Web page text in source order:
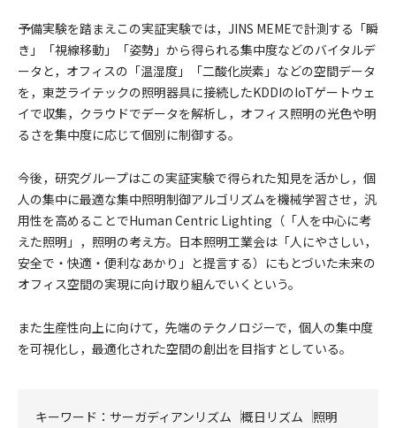
予備実験を踏まえこの実証実験では，JINS MEMEで計測する「瞬
き」「視線移動」「姿勢」から得られる集中度などのバイタルデ
ータと，オフィスの「温湿度」「二酸化炭素」などの空間データ
を，東芝ライテックの照明器具に接続したKDDIのIoTゲートウェ
イで収集，クラウドでデータを解析し，オフィス照明の光色や明
るさを集中度に応じて個別に制御する。
今後，研究グループはこの実証実験で得られた知見を活かし，個
人の集中に最適な集中照明制御アルゴリズムを機械学習させ，汎
用性を高めることでHuman Centric Lighting（「人を中心に考
えた照明」，照明の考え方。日本照明工業会は「人にやさしい，
安全で・快適・便利なあかり」と提言する）にもとづいた未来の
オフィス空間の実現に向け取り組んでいくという。
また生産性向上に向けて，先端のテクノロジーで，個人の集中度
を可視化し，最適化された空間の創出を目指すとしている。
キーワード： サーガディアンリズム 概日リズム 照明